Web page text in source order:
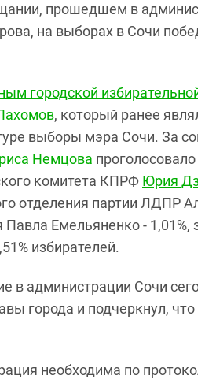
прошедшем в
на выборах в Сочи
городской
, который ранее
выборы мэра Сочи. За
Немцова
комитета КПРФ Юрия
отделения партии ЛДПР
Павла Емельяненко -
избирателей.
в администрации Сочи
города и подчеркнул,
необходима по